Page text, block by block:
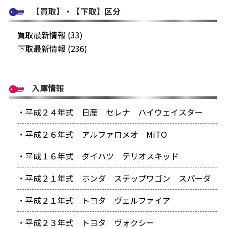
【買取】・【下取】区分
買取最新情報 (33)
下取最新情報 (236)
入庫情報
・平成２４年式 日産 セレナ ハイウェイスター
・平成２６年式 アルファロメオ MiTO
・平成１６年式 ダイハツ テリオスキッド
・平成２１年式 ホンダ ステップワゴン スパーダ
・平成２１年式 トヨタ ヴェルファイア
・平成２３年式 トヨタ ヴォクシー